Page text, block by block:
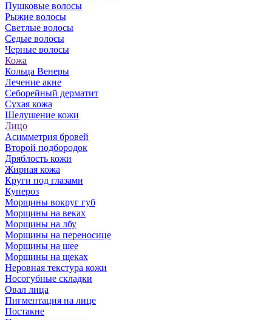
Пушковые волосы
Рыжие волосы
Светлые волосы
Седые волосы
Черные волосы
Кожа
Кольца Венеры
Лечение акне
Себорейный дерматит
Сухая кожа
Шелушение кожи
Лицо
Асимметрия бровей
Второй подбородок
Дряблость кожи
Жирная кожа
Круги под глазами
Купероз
Морщины вокруг губ
Морщины на веках
Морщины на лбу
Морщины на переносице
Морщины на шее
Морщины на щеках
Неровная текстура кожи
Носогубные складки
Овал лица
Пигментация на лице
Постакне